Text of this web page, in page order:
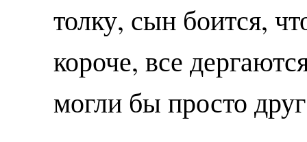
толку, сын боится,
короче, все
могли бы просто